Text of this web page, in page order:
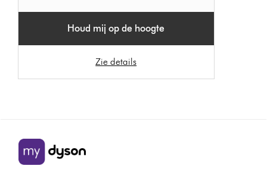
Houd mij op de hoogte
Zie details